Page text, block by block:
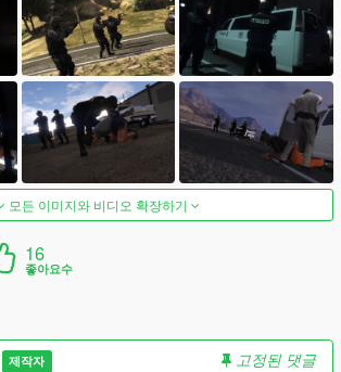
모든 이미지와 비디오 확장하기
16
좋아요수
제작자
고정된 댓글